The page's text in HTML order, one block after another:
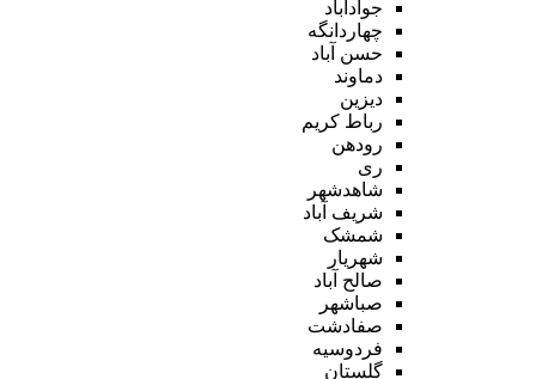
جوادآباد
چهاردانگه
حسن آباد
دماوند
دیزین
رباط کریم
رودهن
ری
شاهدشهر
شریف آباد
شمشک
شهریار
صالح آباد
صباشهر
صفادشت
فردوسیه
گلستان